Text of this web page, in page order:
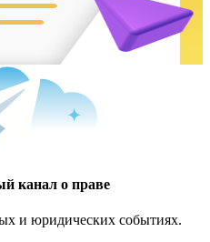
канал о праве
и юридических событиях.